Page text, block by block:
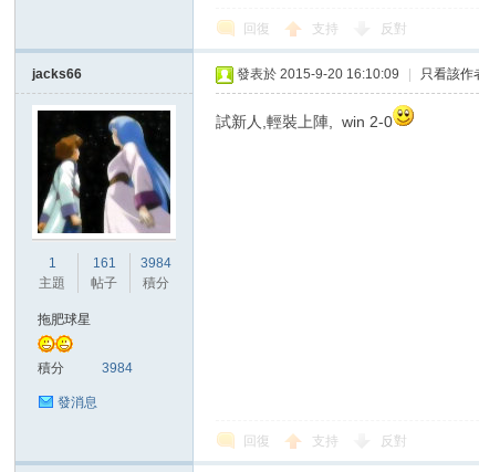
回復 支持 反對
jacks66
1
主題
161
帖子
3984
積分
拖肥球星
積分 3984
發消息
發表於 2015-9-20 16:10:09 只看該作
試新人,輕裝上陣, win 2-0
回復 支持 反對